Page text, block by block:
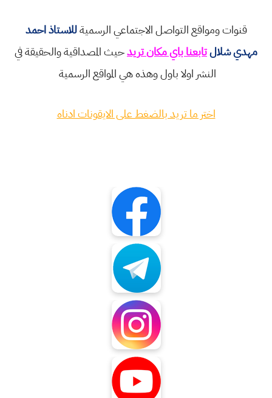
قنوات ومواقع التواصل الاجتماعي الرسميةللاستاذ احمد
مهدي شلالتابعنا باي مكان تريدحيث المصداقية والحقيقة في
النشر اولا باول وهذه هي المواقع الرسمية
اختر ما تريد بالضغط على الايقونات ادناه